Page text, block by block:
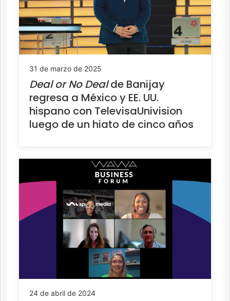
31 de marzo de 2025
Deal or No Dealde Banijay
regresa a México y EE. UU.
hispano con TelevisaUnivision
luego de un hiato de cinco años
24 de abril de 2024